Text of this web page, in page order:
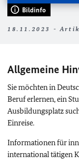
Bildinfo
18.11.2023 -
Allgemeine
Sie möchten in
Beruf erlernen, ein
Ausbildungsplatz
Einreise.
Informationen für
international tätigen